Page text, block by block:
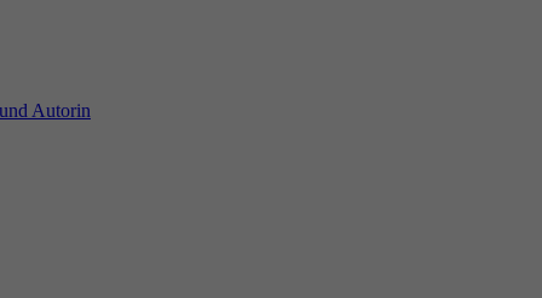
Autorin